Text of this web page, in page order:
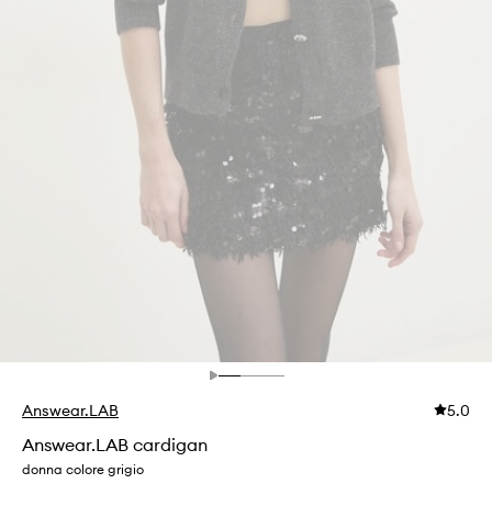
Answear.LAB 5.0
Answear.LAB cardigan
donna colore grigio